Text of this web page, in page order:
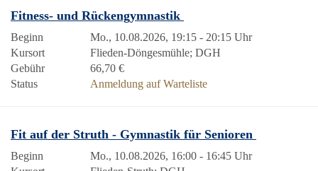
Fitness- und Rückengymnastik
Beginn
Mo., 10.08.2026, 19:15 - 20:15 Uhr
Kursort
Flieden-Döngesmühle; DGH
Gebühr
66,70 €
Status
Anmeldung auf Warteliste
Fit auf der Struth - Gymnastik für Senioren
Beginn
Mo., 10.08.2026, 16:00 - 16:45 Uhr